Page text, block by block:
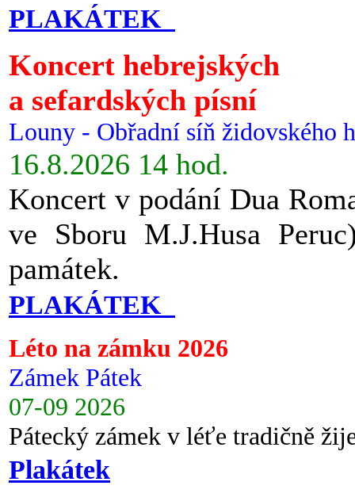
PLAKÁTEK
Koncert hebrejských
a sefardských písní
Louny - Obřadní síň židovského
16.8.2026 14 hod.
Koncert v podání Dua
ve Sboru M.J.Husa
památek.
PLAKÁTEK
Léto na zámku 2026
Zámek Pátek
07-09 2026
Pátecký zámek v léťe tradičně
Plakátek